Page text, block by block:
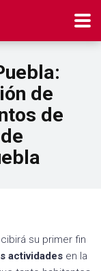
de
de
su primer fin
actividades en la